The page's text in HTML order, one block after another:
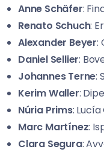
Anne Schäfer:
Renato Schuch:
Alexander Beyer:
Daniel Sellier:
Johannes Terne:
Kerim Waller:
Núria Prims:
Marc Martínez:
Clara Segura: